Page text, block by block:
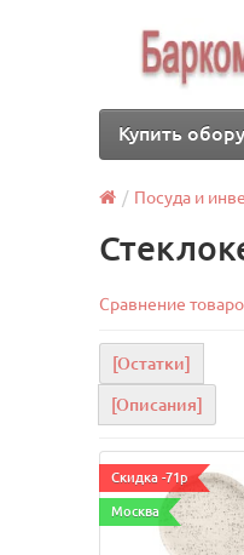
Купить
Посуда и
Сравнение
[Остатки]
[Описания]
Скидка -71р
Москва